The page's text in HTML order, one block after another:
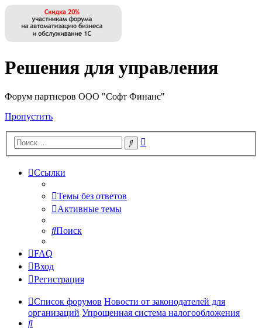
Решения для управления
Форум партнеров ООО "Софт Финанс"
Пропустить
Поиск
Ссылки
Темы без ответов
Активные темы
Поиск
FAQ
Вход
Регистрация
Список форумов Новости от законодателей для
организаций Упрощенная система налогообложения
Поиск